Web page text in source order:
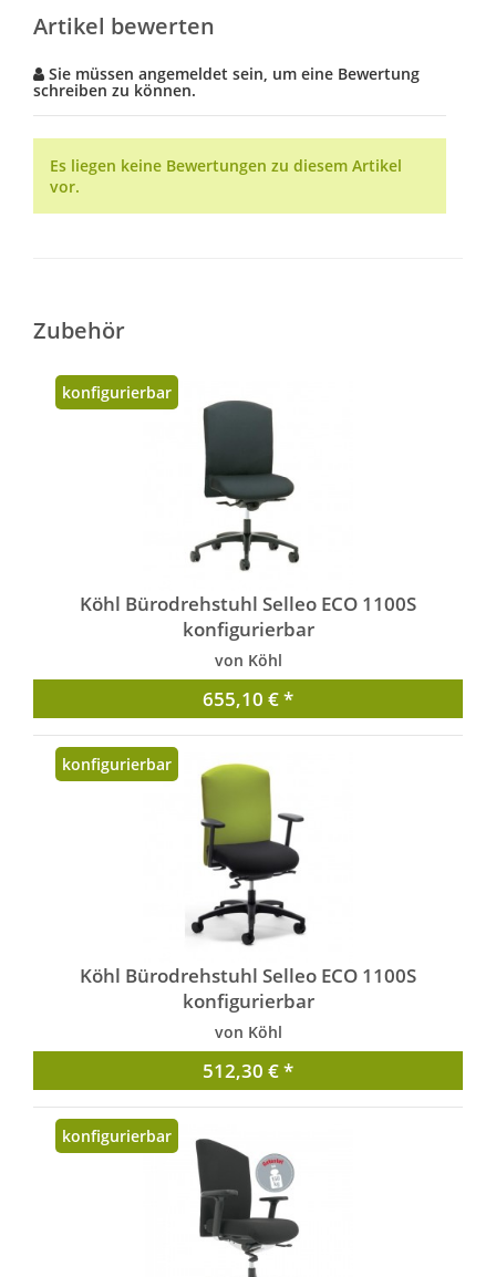
Artikel bewerten
Sie müssen angemeldet sein, um eine Bewertung
schreiben zu können.
Es liegen keine Bewertungen zu diesem Artikel
vor.
Zubehör
Köhl Bürodrehstuhl Selleo ECO 1100S
konfigurierbar
von Köhl
konfigurierbar
655,10 € *
Köhl Bürodrehstuhl Selleo ECO 1100S
konfigurierbar
von Köhl
konfigurierbar
512,30 € *
konfigurierbar